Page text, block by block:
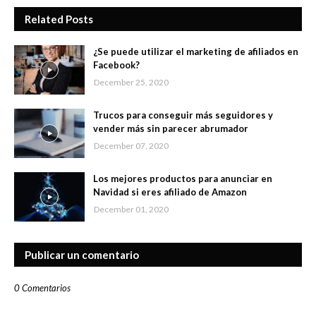
Related Posts
¿Se puede utilizar el marketing de afiliados en
Facebook?
December 25, 2020
Trucos para conseguir más seguidores y
vender más sin parecer abrumador
December 07, 2020
Los mejores productos para anunciar en
Navidad si eres afiliado de Amazon
December 01, 2020
Publicar un comentario
0 Comentarios